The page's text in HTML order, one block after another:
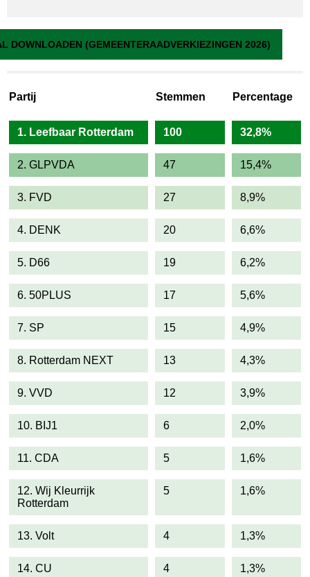
358 Gymzaal Max Havelaarweg
DOWNLOADEN (GEMEENTERAADVERKIEZINGEN 2026)
Partij Stemmen Percentage
1. Leefbaar Rotterdam 100 32,8%
2. GLPVDA 47 15,4%
3. FVD 27 8,9%
4. DENK 20 6,6%
5. D66 19 6,2%
6. 50PLUS 17 5,6%
7. SP 15 4,9%
8. Rotterdam NEXT 13 4,3%
9. VVD 12 3,9%
10. BIJ1 6 2,0%
11. CDA 5 1,6%
12. Wij Kleurrijk
Rotterdam
5 1,6%
13. Volt 4 1,3%
14. CU 4 1,3%